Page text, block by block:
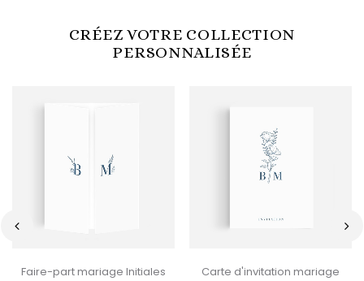
CRÉEZ VOTRE COLLECTION
PERSONNALISÉE
Faire-part mariage Initiales
Carte d'invitation mariage